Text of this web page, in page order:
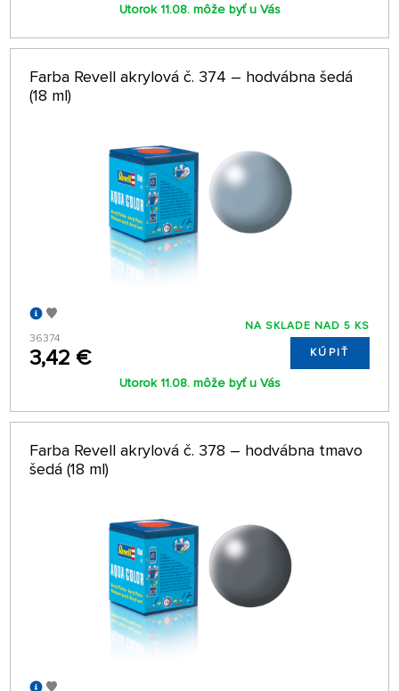
Utorok 11.08. môže byť u Vás
Farba Revell akrylová č. 374 – hodvábna šedá
(18 ml)
36374
3,42 €
NA SKLADE NAD 5 KS
KÚPIŤ
Utorok 11.08. môže byť u Vás
Farba Revell akrylová č. 378 – hodvábna tmavo
šedá (18 ml)